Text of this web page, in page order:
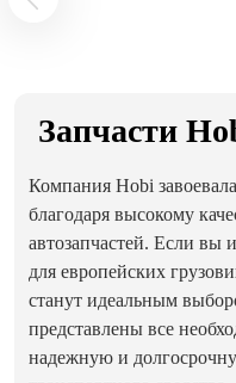
Запчасти
Компания Hobi
благодаря высокому
автозапчастей. Если
для европейских
станут идеальным
представлены все
надежную и